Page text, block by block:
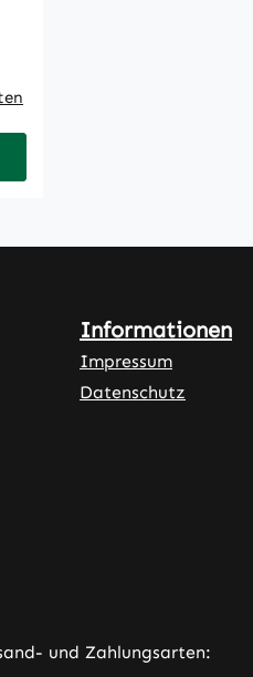
Informationen
Impressum
Datenschutz
und Zahlungsarten: